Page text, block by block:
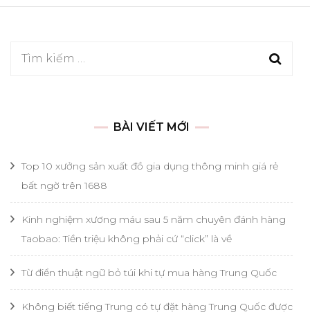
Tìm
BÀI VIẾT MỚI
Top 10 xưởng sản xuất đồ gia dụng thông minh giá rẻ
bất ngờ trên 1688
Kinh nghiệm xương máu sau 5 năm chuyên đánh hàng
Taobao: Tiền triệu không phải cứ “click” là về
Từ điển thuật ngữ bỏ túi khi tự mua hàng Trung Quốc
Không biết tiếng Trung có tự đặt hàng Trung Quốc được